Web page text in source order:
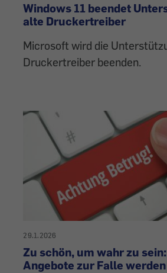
Windows 11 beendet
alte Druckertreiber
Microsoft wird die
Druckertreiber beenden.
29.1.2026
Zu schön, um wahr zu
Angebote zur Falle werden